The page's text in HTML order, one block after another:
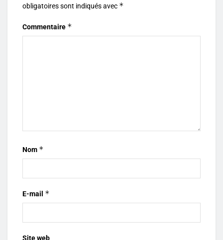
obligatoires sont indiqués avec *
Commentaire *
Nom *
E-mail *
Site web